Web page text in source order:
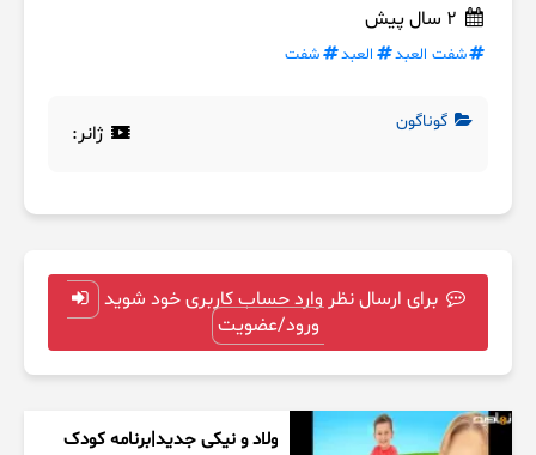
شفت العبد العبد شفت
گوناگون ژانر:
برای ارسال نظر وارد حساب کاربری خود شوید
ورود/عضویت
ولاد و نیکی جدید|برنامه کودک